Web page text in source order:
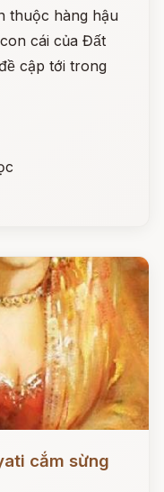
thuộc hàng hậu
cái của Đất
cập tới trong
cắm sừng